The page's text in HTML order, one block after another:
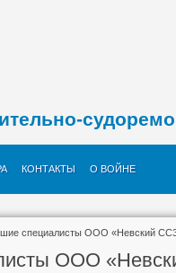
КОНТАКТЫ О ВОЙНЕ
специалисты ООО «Невский
ООО